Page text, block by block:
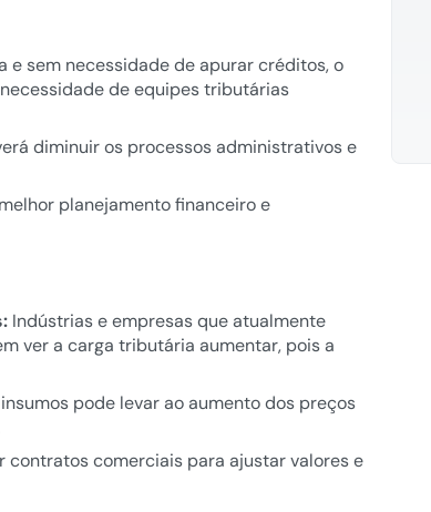
e sem necessidade de apurar créditos, o
de equipes tributárias
diminuir os processos administrativos e
planejamento financeiro e
Indústrias e empresas que atualmente
ver a carga tributária aumentar, pois a
pode levar ao aumento dos preços
comerciais para ajustar valores e